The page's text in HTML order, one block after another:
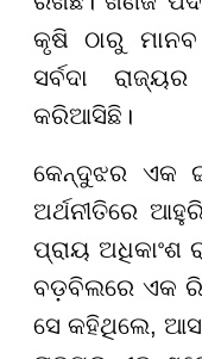
କୃଷି ଠାରୁ
ସର୍ବଦା
କରିଆସିଛି।
କେନ୍ଦୁଝର ଏକ
ଅର୍ଥନୀତିରେ
ପ୍ରାୟ ଅଧିକାଂଶ
ବଡ଼ବିଲରେ ଏକ
ସେ କହିଥିଲେ,